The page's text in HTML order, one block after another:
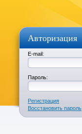
Авторизация
E-mail:
Пароль:
Регистрация
Восстановить пароль